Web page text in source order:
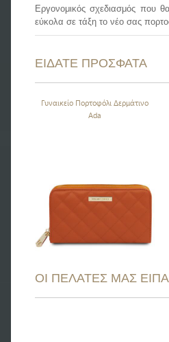
Εργονομικός σχεδιασμός που
εύκολα σε τάξη το νέο σας
ΕΙΔΑΤΕ ΠΡΟΣΦΑΤΑ
Γυναικείο Πορτοφόλι Δερμάτινο
Ada
ΟΙ ΠΕΛΑΤΕΣ ΜΑΣ